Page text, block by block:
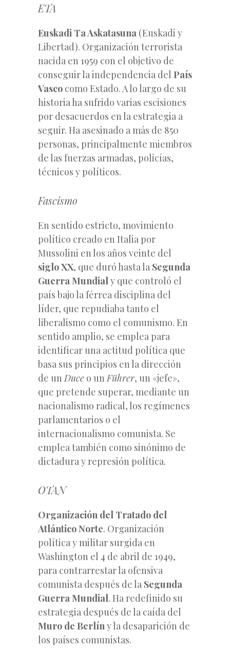
ETA
Euskadi Ta Askatasuna (Euskadi y
Libertad). Organización terrorista
nacida en 1959 con el objetivo de
conseguir la independencia del País
Vasco como Estado. A lo largo de su
historia ha sufrido varias escisiones
por desacuerdos en la estrategia a
seguir. Ha asesinado a más de 850
personas, principalmente miembros
de las fuerzas armadas, policías,
técnicos y políticos.
Fascismo
En sentido estricto, movimiento
político creado en Italia por
Mussolini en los años veinte del
siglo XX, que duró hasta la Segunda
Guerra Mundialy que controló el
país bajo la férrea disciplina del
líder, que repudiaba tanto el
liberalismo como el comunismo. En
sentido amplio, se emplea para
identificar una actitud política que
basa sus principios en la dirección
de unDuce o unFührer, un «jefe»,
que pretende superar, mediante un
nacionalismo radical, los regímenes
parlamentarios o el
internacionalismo comunista. Se
emplea también como sinónimo de
dictadura y represión política.
OTAN
Organización del Tratado del
Atlántico Norte. Organización
política y militar surgida en
Washington el 4 de abril de 1949,
para contrarrestar la ofensiva
comunista después de la Segunda
Guerra Mundial. Ha redefinido su
estrategia después de la caída del
Muro de Berlíny la desaparición de
los países comunistas.